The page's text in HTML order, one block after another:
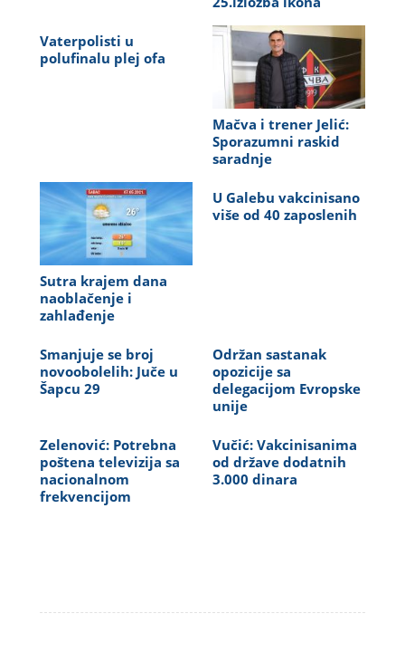
Vaterpolisti u
polufinalu plej ofa
Mačva i trener Jelić:
Sporazumni raskid
saradnje
Sutra krajem dana
naoblačenje i
zahlađenje
U Galebu vakcinisano
više od 40 zaposlenih
Smanjuje se broj
novoobolelih: Juče u
Šapcu 29
Održan sastanak
opozicije sa
delegacijom Evropske
unije
Zelenović: Potrebna
poštena televizija sa
nacionalnom
frekvencijom
Vučić: Vakcinisanima
od države dodatnih
3.000 dinara